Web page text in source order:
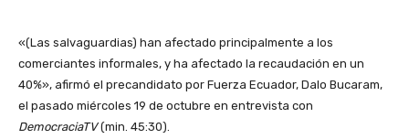
«(Las salvaguardias) han afectado principalmente a los
comerciantes informales, y ha afectado la recaudación en un
40%», afirmó el precandidato por Fuerza Ecuador, Dalo Bucaram,
el pasado miércoles 19 de octubre en entrevista con
DemocraciaTV(min. 45:30).